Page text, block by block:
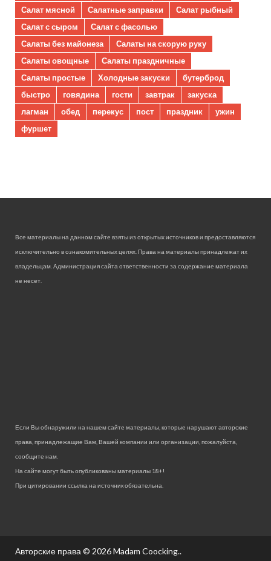
Салат мясной
Салатные заправки
Салат рыбный
Салат с сыром
Салат с фасолью
Салаты без майонеза
Салаты на скорую руку
Салаты овощные
Салаты праздничные
Салаты простые
Холодные закуски
бутерброд
быстро
говядина гости завтрак
закуска
лагман
обед перекус пост праздник
ужин
фуршет
Все материалы на данном сайте взяты из открытых источников и предоставляются
исключительно в ознакомительных целях. Права на материалы принадлежат их
владельцам. Администрация сайта ответственности за содержание материала
не несет.
Если Вы обнаружили на нашем сайте материалы, которые нарушают авторские
права, принадлежащие Вам, Вашей компании или организации, пожалуйста,
сообщите нам.
На сайте могут быть опубликованы материалы 18+!
При цитировании ссылка на источник обязательна.
Авторские права © 2026Madam Coocking..